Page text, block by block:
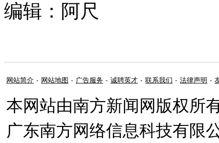
编辑：阿尺
网站简介 - 网站地图 - 广告服务 - 诚聘英才 - 联系我们 - 法律声明 -
本网站由南方新闻网版权
广东南方网络信息科技有限